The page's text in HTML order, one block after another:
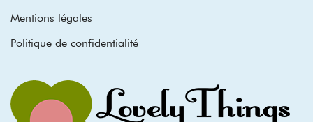
Mentions légales
Politique de confidentialité